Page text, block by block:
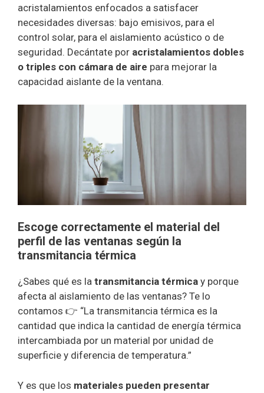
acristalamientos enfocados a satisfacer
necesidades diversas: bajo emisivos, para el
control solar, para el aislamiento acústico o de
seguridad. Decántate por acristalamientos dobles
o triples con cámara de aire para mejorar la
capacidad aislante de la ventana.
Escoge correctamente el material del
perfil de las ventanas según la
transmitancia térmica
¿Sabes qué es la transmitancia térmica y porque
afecta al aislamiento de las ventanas? Te lo
contamos 👉 “La transmitancia térmica es la
cantidad que indica la cantidad de energía térmica
intercambiada por un material por unidad de
superficie y diferencia de temperatura.”
Y es que los materiales pueden presentar